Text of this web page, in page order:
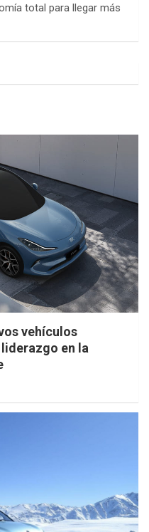
total para llegar más
vehículos
en la